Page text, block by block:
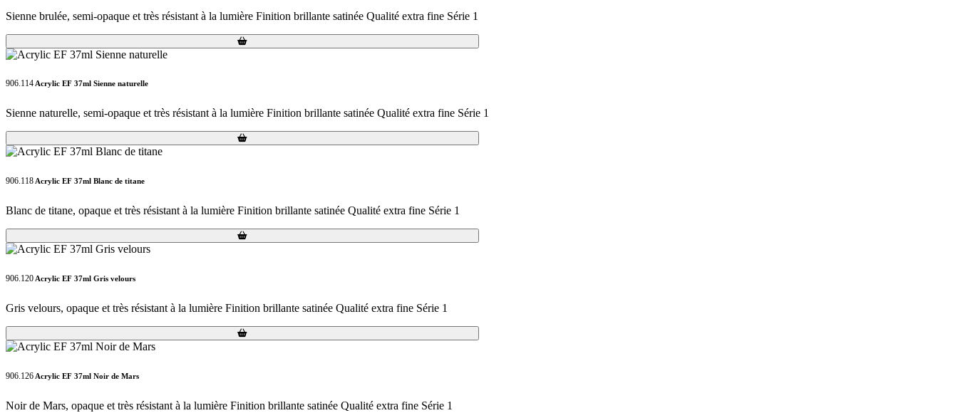
Sienne brulée, semi-opaque et très résistant à la lumière Finition brillante satinée Qualité extra fine Série 1
Loading...
Loading...
906.114Acrylic EF 37ml Sienne naturelle
Sienne naturelle, semi-opaque et très résistant à la lumière Finition brillante satinée Qualité extra fine Série 1
Loading...
Loading...
906.118Acrylic EF 37ml Blanc de titane
Blanc de titane, opaque et très résistant à la lumière Finition brillante satinée Qualité extra fine Série 1
Loading...
Loading...
906.120 Acrylic EF 37ml Gris velours
Gris velours, opaque et très résistant à la lumière Finition brillante satinée Qualité extra fine Série 1
Loading...
Loading...
906.126 Acrylic EF 37ml Noir de Mars
Noir de Mars, opaque et très résistant à la lumière Finition brillante satinée Qualité extra fine Série 1